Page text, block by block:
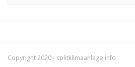
Copyright 2020 - splitklimaanlage.info